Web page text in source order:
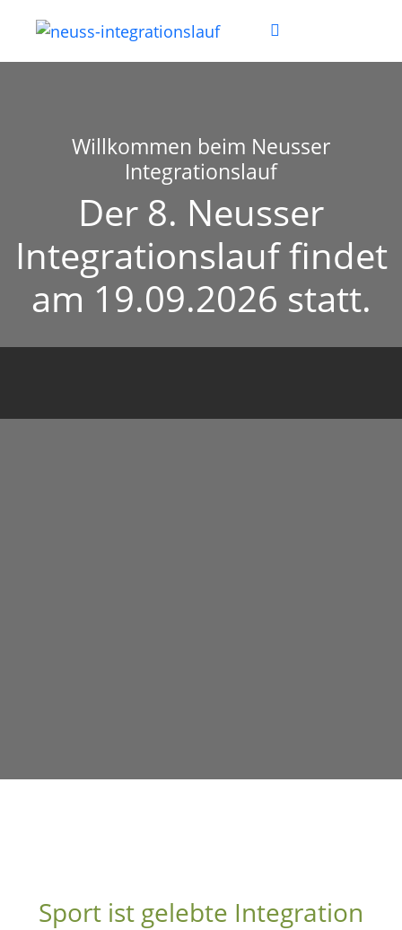
Willkommen beim Neusser
Integrationslauf
Der 8. Neusser
Integrationslauf findet
am 19.09.2026 statt.
Sport ist gelebte Integration